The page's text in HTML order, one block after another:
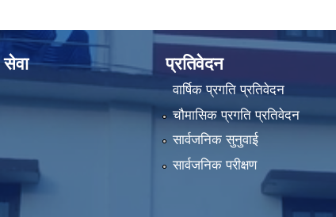
प्रतिवेदन
वार्षिक प्रगति प्रतिवेदन
चौमासिक प्रगति प्रतिवेदन
सार्वजनिक सुनुवाई
सार्वजनिक परीक्षण